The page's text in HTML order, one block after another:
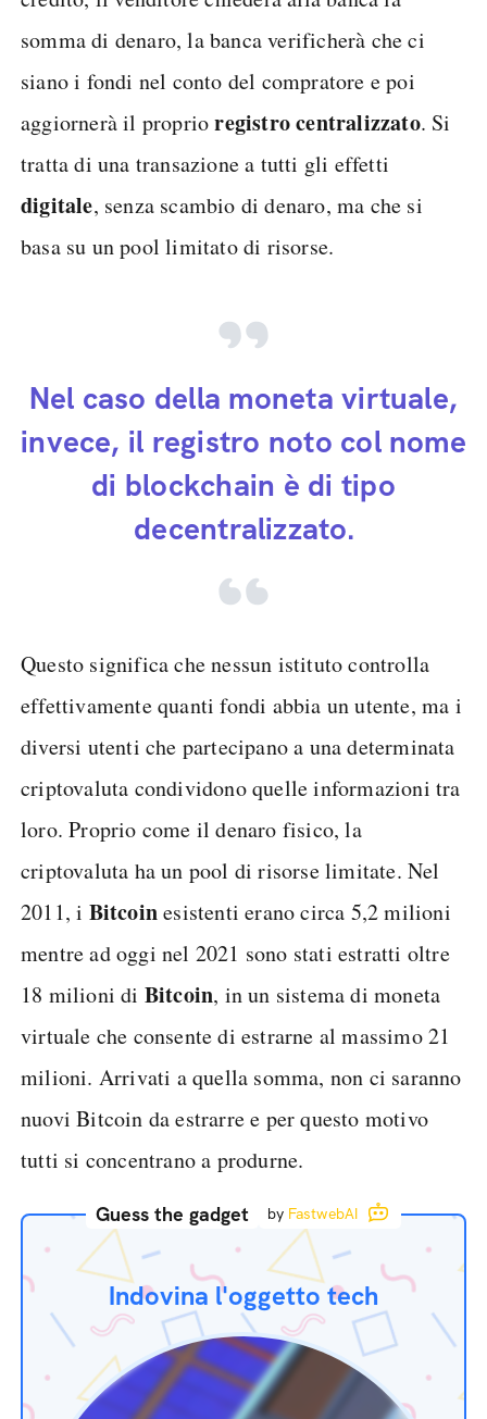
somma di denaro, la banca verificherà che ci
siano i fondi nel conto del compratore e poi
aggiornerà il proprioregistro centralizzato. Si
tratta di una transazione a tutti gli effetti
digitale, senza scambio di denaro, ma che si
basa su un pool limitato di risorse.
Nel caso della moneta virtuale,
invece, il registro noto col nome
di blockchain è di tipo
decentralizzato.
Questo significa che nessun istituto controlla
effettivamente quanti fondi abbia un utente, ma i
diversi utenti che partecipano a una determinata
criptovaluta condividono quelle informazioni tra
loro. Proprio come il denaro fisico, la
criptovaluta ha un pool di risorse limitate. Nel
2011, i Bitcoinesistenti erano circa 5,2 milioni
mentre ad oggi nel 2021 sono stati estratti oltre
18 milioni di Bitcoin, in un sistema di moneta
virtuale che consente di estrarne al massimo 21
milioni. Arrivati a quella somma, non ci saranno
nuovi Bitcoin da estrarre e per questo motivo
tutti si concentrano a produrne.
Guess the gadget by FastwebAI
Indovina l'oggetto tech